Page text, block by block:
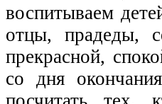
воспитываем
отцы, прадеды,
прекрасной,
со дня